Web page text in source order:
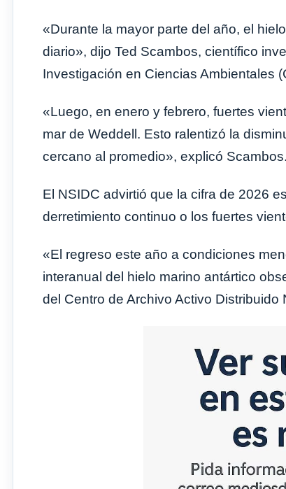
«Durante la mayor parte del año, el
diario», dijo Ted Scambos, científico
Investigación en Ciencias Ambientales
«Luego, en enero y febrero, fuertes
mar de Weddell. Esto ralentizó la
cercano al promedio», explicó Scambos.
El NSIDC advirtió que la cifra de 2026
derretimiento continuo o los fuertes
«El regreso este año a condiciones
interanual del hielo marino antártico
del Centro de Archivo Activo Distribuido